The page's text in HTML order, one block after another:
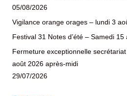
05/08/2026
Vigilance orange orages – lundi 3
Festival 31 Notes d’été – Samedi 15
Fermeture exceptionnelle
août 2026 après-midi
29/07/2026